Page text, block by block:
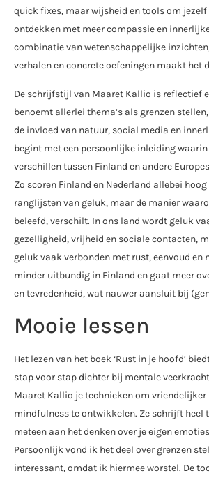
quick fixes, maar wijsheid en tools om
ontdekken met meer compassie en
combinatie van wetenschappelijke
verhalen en concrete oefeningen maakt het
De schrijfstijl van Maaret Kallio is reflectief
benoemt allerlei thema’s als grenzen
de invloed van natuur, social media en
begint met een persoonlijke inleiding waarin
verschillen tussen Finland en andere
Zo scoren Finland en Nederland allebei
ranglijsten van geluk, maar de manier
beleefd, verschilt. In ons land wordt geluk
gezelligheid, vrijheid en sociale contacten,
geluk vaak verbonden met rust, eenvoud en
minder uitbundig in Finland en gaat meer
en tevredenheid, wat nauwer aansluit bij
Mooie lessen
Het lezen van het boek ‘Rust in je hoofd’
stap voor stap dichter bij mentale
Maaret Kallio je technieken om vriendelijker
mindfulness te ontwikkelen. Ze schrijft heel
meteen aan het denken over je eigen
Persoonlijk vond ik het deel over grenzen
interessant, omdat ik hiermee worstel. De